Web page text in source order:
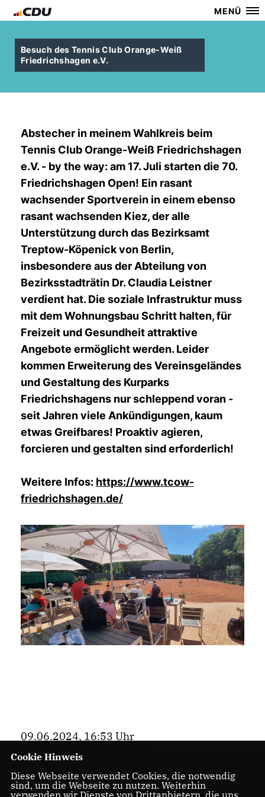
MENÜ
Besuch des Tennis Club Orange-Weiß
Friedrichshagen e.V.
Abstecher in meinem Wahlkreis beim
Tennis Club Orange-Weiß Friedrichshagen
e.V. - by the way: am 17. Juli starten die 70.
Friedrichshagen Open! Ein rasant
wachsender Sportverein in einem ebenso
rasant wachsenden Kiez, der alle
Unterstützung durch das Bezirksamt
Treptow-Köpenick von Berlin,
insbesondere aus der Abteilung von
Bezirksstadträtin Dr. Claudia Leistner
verdient hat. Die soziale Infrastruktur muss
mit dem Wohnungsbau Schritt halten, für
Freizeit und Gesundheit attraktive
Angebote ermöglicht werden. Leider
kommen Erweiterung des Vereinsgeländes
und Gestaltung des Kurparks
Friedrichshagens nur schleppend voran -
seit Jahren viele Ankündigungen, kaum
etwas Greifbares! Proaktiv agieren,
forcieren und gestalten sind erforderlich!
Weitere Infos: https://www.tcow-
friedrichshagen.de/
09.06.2024, 16:53 Uhr
Bezirk
Cookie Hinweis
Diese Webseite verwendet Cookies, die notwendig
sind, um die Webseite zu nutzen. Weiterhin
verwenden wir Dienste von Drittanbietern, die uns